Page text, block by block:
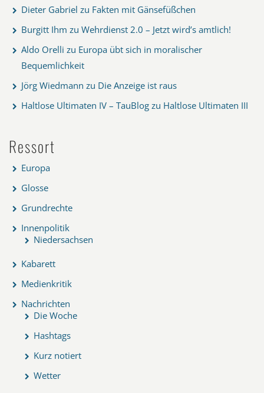
Dieter Gabriel zu Fakten mit Gänsefüßchen
Burgitt Ihm zu Wehrdienst 2.0 – Jetzt wird’s amtlich!
Aldo Orelli zu Europa übt sich in moralischer
Bequemlichkeit
Jörg Wiedmann zu Die Anzeige ist raus
Haltlose Ultimaten IV – TauBlog zu Haltlose Ultimaten III
Ressort
Europa
Glosse
Grundrechte
Innenpolitik
Niedersachsen
Kabarett
Medienkritik
Nachrichten
Die Woche
Hashtags
Kurz notiert
Wetter